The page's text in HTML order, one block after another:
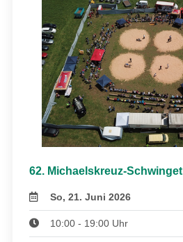
62. Michaelskreuz-Schwinget
So, 21. Juni 2026
10:00 - 19:00 Uhr